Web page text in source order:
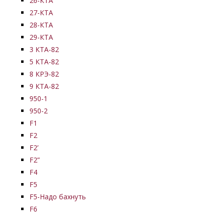
27-КТА
28-КТА
29-КТА
3 КТА-82
5 КТА-82
8 КРЭ-82
9 КТА-82
950-1
950-2
F1
F2
F2’
F2”
F4
F5
F5-Надо бахнуть
F6